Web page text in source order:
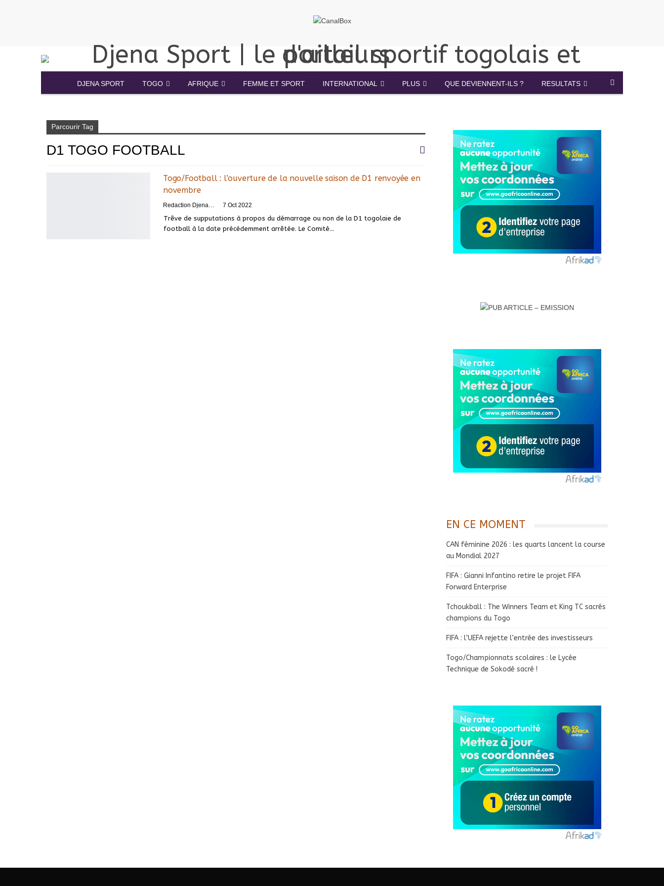
DJENA SPORT TOGO AFRIQUE FEMME ET SPORT INTERNATIONAL PLUS QUE DEVIENNENT-ILS ? RESULTATS
Parcourir Tag
D1 TOGO FOOTBALL
Togo/Football : l’ouverture de la nouvelle saison de D1 renvoyée en
novembre
Redaction DjenaSport 7 Oct 2022
Trêve de supputations à propos du démarrage ou non de la D1 togolaie de
football à la date précédemment arrêtée. Le Comité…
EN CE MOMENT
CAN féminine 2026 : les quarts lancent la course
au Mondial 2027
FIFA : Gianni Infantino retire le projet FIFA
Forward Enterprise
Tchoukball : The Winners Team et King TC sacrés
champions du Togo
FIFA : l’UEFA rejette l’entrée des investisseurs
Togo/Championnats scolaires : le Lycée
Technique de Sokodé sacré !